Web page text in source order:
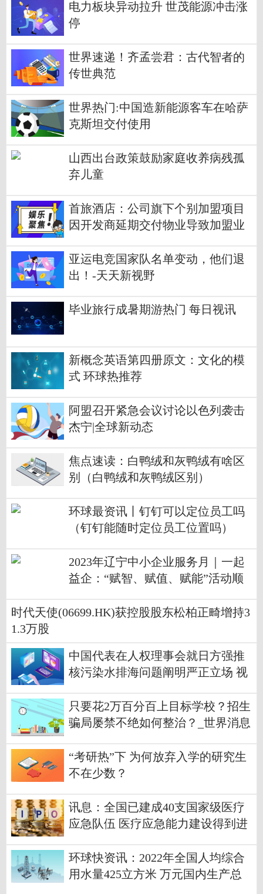
电力板块异动拉升 世茂能源冲击涨
停
世界速递！齐孟尝君：古代智者的
传世典范
世界热门:中国造新能源客车在哈萨
克斯坦交付使用
山西出台政策鼓励家庭收养病残孤
弃儿童
首旅酒店：公司旗下个别加盟项目
因开发商延期交付物业导致加盟业
亚运电竞国家队名单变动，他们退
出！-天天新视野
毕业旅行成暑期游热门 每日视讯
新概念英语第四册原文：文化的模
式 环球热推荐
阿盟召开紧急会议讨论以色列袭击
杰宁|全球新动态
焦点速读：白鸭绒和灰鸭绒有啥区
别（白鸭绒和灰鸭绒区别）
环球最资讯丨钉钉可以定位员工吗
（钉钉能随时定位员工位置吗）
2023年辽宁中小企业服务月｜一起
益企：“赋智、赋值、赋能”活动顺
时代天使(06699.HK)获控股股东松柏正畸增持3
1.3万股
中国代表在人权理事会就日方强推
核污染水排海问题阐明严正立场 视
只要花2万百分百上目标学校？招生
骗局屡禁不绝如何整治？_世界消息
“考研热”下 为何放弃入学的研究生
不在少数？
讯息：全国已建成40支国家级医疗
应急队伍 医疗应急能力建设得到进
环球快资讯：2022年全国人均综合
用水量425立方米 万元国内生产总